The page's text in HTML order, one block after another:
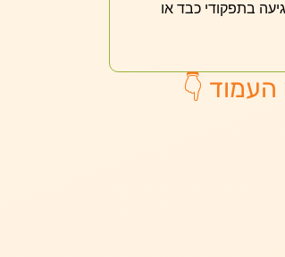
בתפקודי כבד או
👇